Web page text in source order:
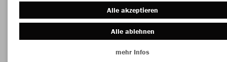
Alle akzeptieren
Alle ablehnen
mehr Infos